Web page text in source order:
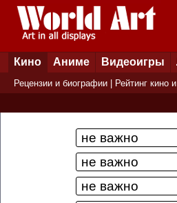
Кино Аниме Видеоигры
Рецензии и биографии Рейтинг кино